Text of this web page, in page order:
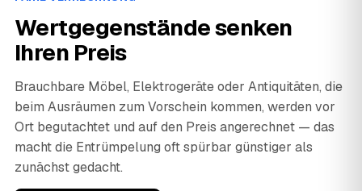
Wertgegenstände senken
Ihren Preis
Brauchbare Möbel, Elektrogeräte oder Antiquitäten, die
beim Ausräumen zum Vorschein kommen, werden vor
Ort begutachtet und auf den Preis angerechnet — das
macht die Entrümpelung oft spürbar günstiger als
zunächst gedacht.